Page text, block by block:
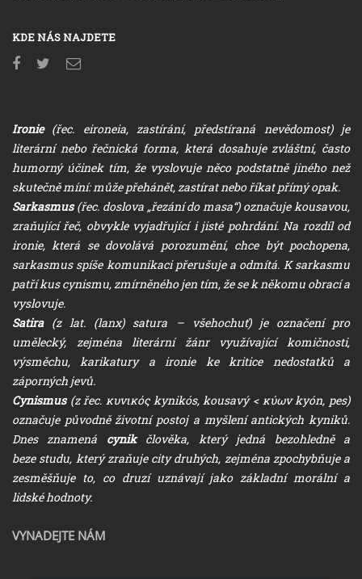
KDE NÁS NAJDETE
Ironie(řec. eironeia, zastírání, předstíraná nevědomost) je
literární nebo řečnická forma, která dosahuje zvláštní, často
humorný účinek tím, že vyslovuje něco podstatně jiného než
skutečně míní: může přehánět, zastírat nebo říkat přímý opak.
Sarkasmus(řec. doslova „řezání do masa“) označuje kousavou,
zraňující řeč, obvykle vyjadřující i jisté pohrdání. Na rozdíl od
ironie, která se dovolává porozumění, chce být pochopena,
sarkasmus spíše komunikaci přerušuje a odmítá. K sarkasmu
patří kus cynismu, zmírněného jen tím, že se k někomu obrací a
vyslovuje.
Satira(z lat. (lanx) satura – všehochuť) je označení pro
umělecký, zejména literární žánr využívající komičnosti,
výsměchu, karikatury a ironie ke kritice nedostatků a
záporných jevů.
Cynismus (z řec. κυνικός kynikós, kousavý < κύων kyón, pes)
označuje původně životní postoj a myšlení antických kyniků.
Dnes znamená cynikčlověka, který jedná bezohledně a
beze studu, který zraňuje city druhých, zejména zpochybňuje a
zesměšňuje to, co druzí uznávají jako základní morální a
lidské hodnoty.
VYNADEJTE NÁM